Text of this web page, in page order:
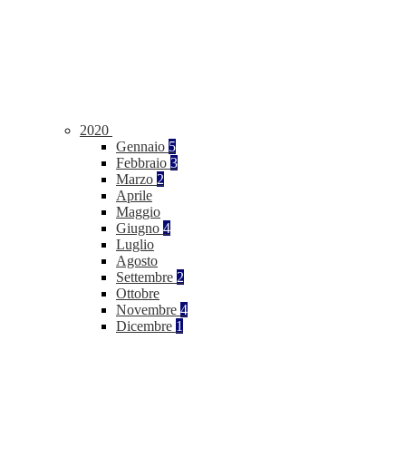
2020
Gennaio 5
Febbraio 3
Marzo 2
Aprile
Maggio
Giugno 4
Luglio
Agosto
Settembre 2
Ottobre
Novembre 4
Dicembre 1